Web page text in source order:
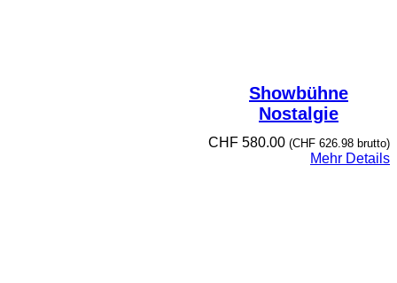
Showbühne
Nostalgie
CHF580.00 (CHF626.98brutto)
Mehr Details